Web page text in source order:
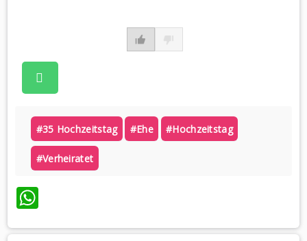
#35 Hochzeitstag #ehe #hochzeitstag
#verheiratet
WhatsApp